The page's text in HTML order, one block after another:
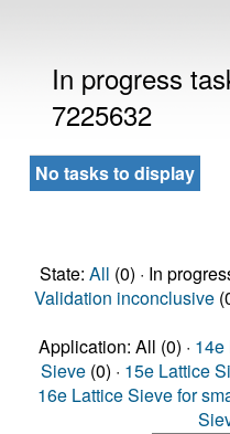
In progress
7225632
No tasks to display
State: All (0) · In
Validation inconclusive
Application: All (0) · 14e
Sieve (0) · 15e Lattice
16e Lattice Sieve for